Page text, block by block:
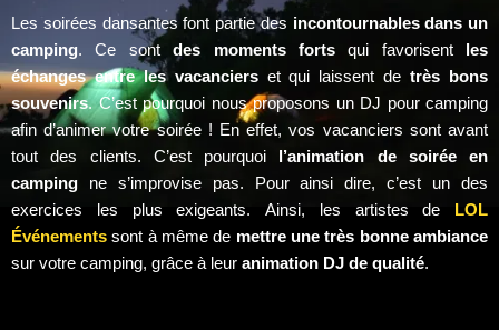
Les soirées dansantes font partie des incontournables dans un
camping. Ce sontdes moments fortsqui favorisent les
échanges entre les vacancierset qui laissent detrès bons
souvenirs. C’est pourquoi nous proposons un DJ pour camping
afin d’animer votre soirée ! En effet, vos vacanciers sont avant
tout des clients. C’est pourquoi l’animation de soirée en
camping ne s’improvise pas. Pour ainsi dire, c’est un des
exercices les plus exigeants. Ainsi, les artistes de LOL
Événements sont à même de mettre une très bonne ambiance
sur votre camping, grâce à leur animation DJ de qualité.